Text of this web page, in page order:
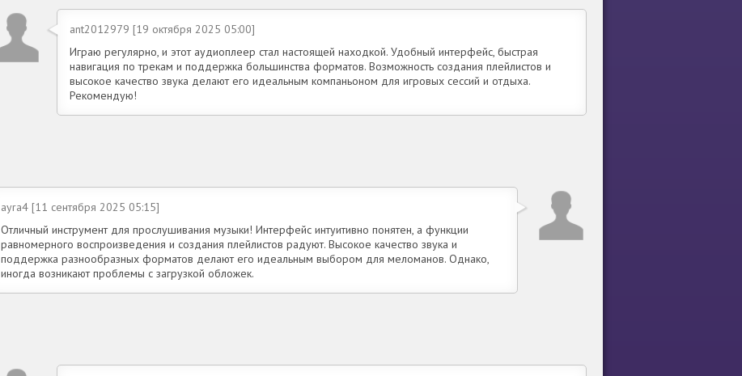
ant2012979 [19 октября 2025 05:00]
Играю регулярно, и этот аудиоплеер стал настоящей находкой. Удобный интерфейс, быстрая
навигация по трекам и поддержка большинства форматов. Возможность создания плейлистов и
высокое качество звука делают его идеальным компаньоном для игровых сессий и отдыха.
Рекомендую!
ayra4 [11 сентября 2025 05:15]
Отличный инструмент для прослушивания музыки! Интерфейс интуитивно понятен, а функции
равномерного воспроизведения и создания плейлистов радуют. Высокое качество звука и
поддержка разнообразных форматов делают его идеальным выбором для меломанов. Однако,
иногда возникают проблемы с загрузкой обложек.